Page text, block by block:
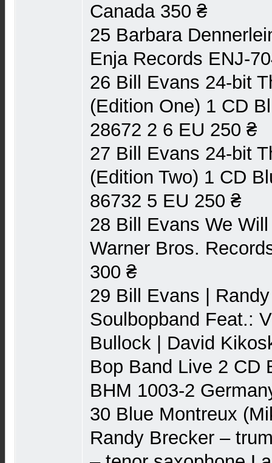
Canada 350 ₴
25 Barbara
Enja Records ENJ-
26 Bill Evans 24-bit
(Edition One) 1 CD
28672 2 6 EU 250 ₴
27 Bill Evans 24-bit
(Edition Two) 1 CD
86732 5 EU 250 ₴
28 Bill Evans We
Warner Bros.
300 ₴
29 Bill Evans |
Soulbopband Feat.:
Bullock | David
Bop Band Live 2 CD
BHM 1003-2
30 Blue Montreux
Randy Brecker –